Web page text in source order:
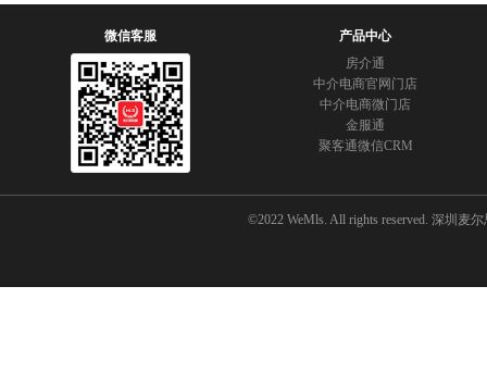
微信客服
产品中心
房介通
中介电商官网门店
中介电商微门店
金服通
聚客通微信CRM
©2022 WeMls. All rights reserved. 深圳麦尔